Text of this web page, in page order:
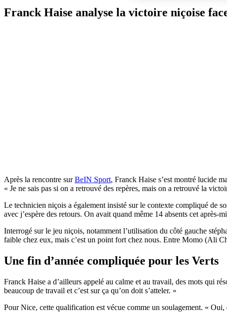
Franck Haise analyse la victoire niçoise
Après la rencontre surBeIN Sport, Franck Haise s’est montré lucide
« Je ne sais pas si on a retrouvé des repères, mais on a retrouvé la
Le technicien niçois a également insisté sur le contexte compliqué de
avec j’espère des retours. On avait quand même 14 absents cet
Interrogé sur le jeu niçois, notamment l’utilisation du côté gauche
faible chez eux, mais c’est un point fort chez nous. Entre Momo (Ali
Une fin d’année compliquée pour les Verts
Franck Haise a d’ailleurs appelé au calme et au travail, des mots qui
beaucoup de travail et c’est sur ça qu’on doit s’atteler. »
Pour Nice, cette qualification est vécue comme un soulagement. «